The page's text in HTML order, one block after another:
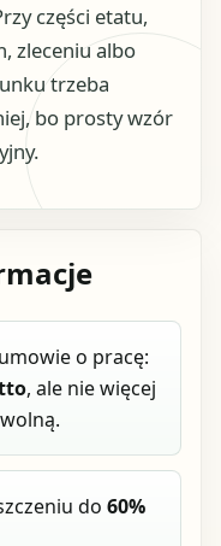
części etatu,
zleceniu albo
trzeba
bo prosty wzór
o pracę:
, ale nie więcej
do60%